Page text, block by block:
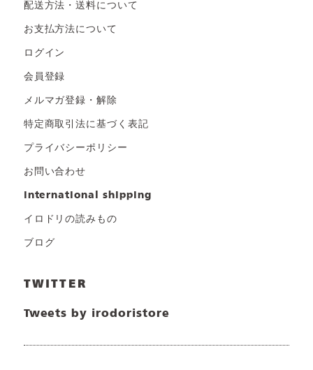
配送方法・送料について
お支払方法について
ログイン
会員登録
メルマガ登録・解除
特定商取引法に基づく表記
プライバシーポリシー
お問い合わせ
international shipping
イロドリの読みもの
ブログ
TWITTER
Tweets by irodoristore